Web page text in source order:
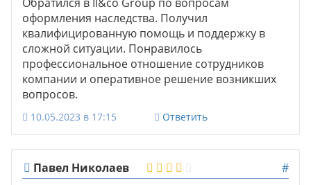
Обратился в Il&co Group по вопросам
оформления наследства. Получил
квалифицированную помощь и поддержку в
сложной ситуации. Понравилось
профессиональное отношение сотрудников
компании и оперативное решение возникших
вопросов.
10.05.2023 в 17:15 Ответить
Павел Николаев
#